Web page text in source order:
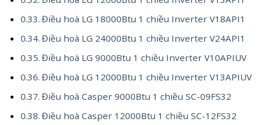
Điều hoà LG 18000Btu 1 chiều Inverter V18API1
Điều hoà LG 24000Btu 1 chiều Inverter V24API1
Điều hoà LG 9000Btu 1 chiều Inverter V10APIUV
Điều hoà LG 12000Btu 1 chiều Inverter V13APIUV
Điều hoà Casper 9000Btu 1 chiều SC-09FS32
Điều hoà Casper 12000Btu 1 chiều SC-12FS32